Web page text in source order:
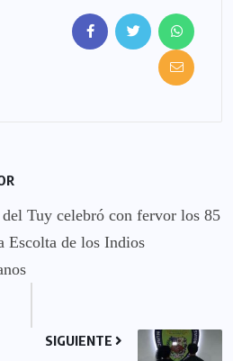
Tuy celebró con fervor los 85
Escolta de los Indios
SIGUIENTE